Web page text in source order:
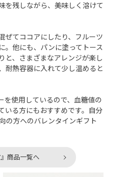
を残しながら、美味しく溶けて
ぜてココアにしたり、フルーツ
。他にも、パンに塗ってトース
と、さまざまなアレンジが楽し
耐熱容器に入れて少し温めると
を使用しているので、血糖値の
いる方にもおすすめです。自分
の方へのバレンタインギフト
』商品一覧へ